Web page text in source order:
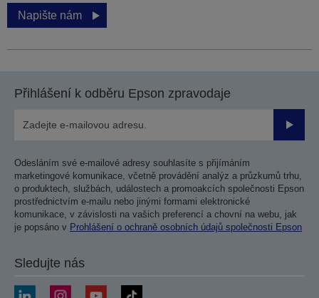
Napište nám
Přihlášení k odběru Epson zpravodaje
Odesláním své e-mailové adresy souhlasíte s přijímáním
marketingové komunikace, včetně provádění analýz a průzkumů trhu,
o produktech, službách, událostech a promoakcích společnosti Epson
prostřednictvím e-mailu nebo jinými formami elektronické
komunikace, v závislosti na vašich preferencí a chovní na webu, jak
je popsáno v Prohlášení o ochraně osobních údajů společnosti Epson
Sledujte nás